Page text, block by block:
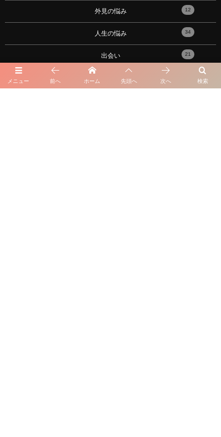
メニュー 検索
前へ ホーム 先頭へ 次へ
外見の悩み 12
人生の悩み 34
出会い 21
性の悩み